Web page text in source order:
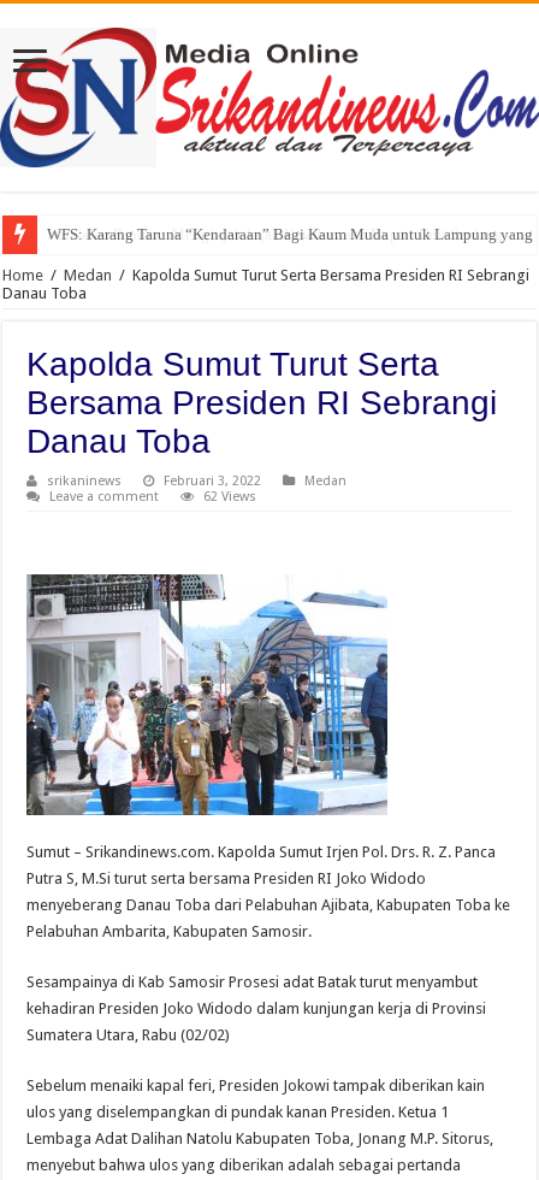
WFS: Karang Taruna “Kendaraan” Bagi Kaum Muda untuk Lampung
Home / Medan / Kapolda Sumut Turut Serta Bersama Presiden RI Sebrangi
Danau Toba
Kapolda Sumut Turut Serta
Bersama Presiden RI Sebrangi
Danau Toba
srikaninews Februari 3, 2022
Medan
Leave a comment
62 Views
Sumut – Srikandinews.com. Kapolda Sumut Irjen Pol. Drs. R. Z. Panca
Putra S, M.Si turut serta bersama Presiden RI Joko Widodo
menyeberang Danau Toba dari Pelabuhan Ajibata, Kabupaten Toba ke
Pelabuhan Ambarita, Kabupaten Samosir.
Sesampainya di Kab Samosir Prosesi adat Batak turut menyambut
kehadiran Presiden Joko Widodo dalam kunjungan kerja di Provinsi
Sumatera Utara, Rabu (02/02)
Sebelum menaiki kapal feri, Presiden Jokowi tampak diberikan kain
ulos yang diselempangkan di pundak kanan Presiden. Ketua 1
Lembaga Adat Dalihan Natolu Kabupaten Toba, Jonang M.P. Sitorus,
menyebut bahwa ulos yang diberikan adalah sebagai pertanda